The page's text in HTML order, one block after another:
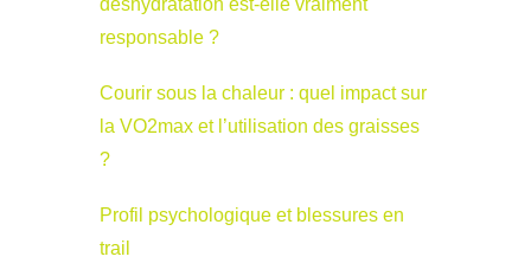
responsable ?
Courir sous la chaleur : quel impact sur
la VO2max et l’utilisation des graisses
?
Profil psychologique et blessures en
trail